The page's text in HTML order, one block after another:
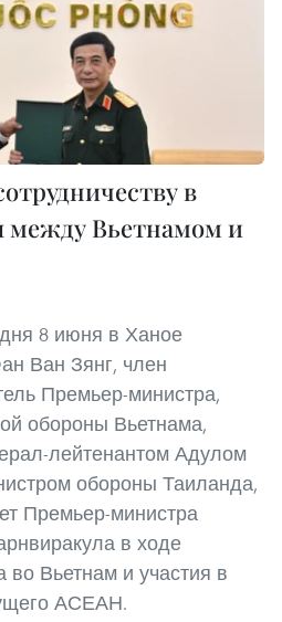
в
между Вьетнамом и
8 июня в Ханое
Ван Зянг, член
Премьер-министра,
обороны Вьетнама,
лейтенантом Адулом
обороны Таиланда,
Премьер-министра
в ходе
во Вьетнам и участия в
АСЕАН.